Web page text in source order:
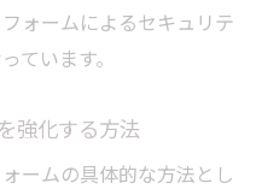
ォームによるセキュリテ
ています。
強化する方法
ームの具体的な方法とし